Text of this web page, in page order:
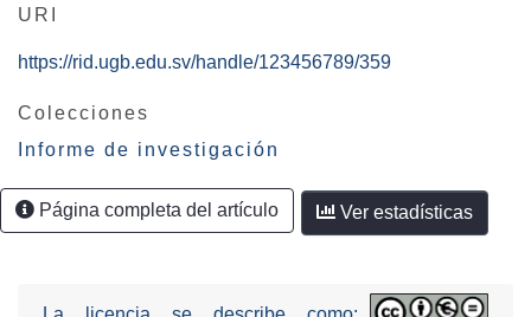
URI
https://rid.ugb.edu.sv/handle/123456789/359
Colecciones
Informe de investigación
Página completa del artículo Ver estadísticas